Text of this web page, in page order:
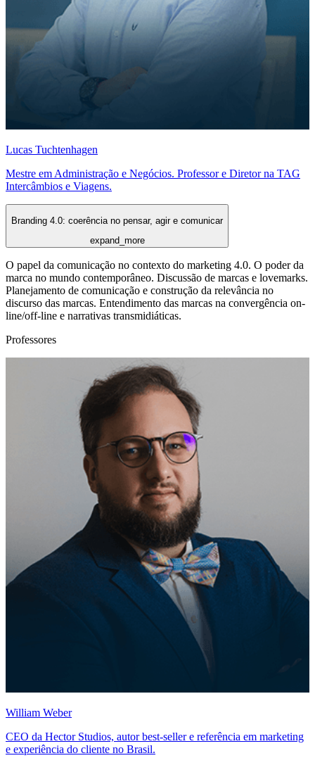
Lucas Tuchtenhagen
Mestre em Administração e Negócios. Professor e Diretor na TAG
Intercâmbios e Viagens.
Branding 4.0: coerência no pensar, agir e comunicar
expand_more
O papel da comunicação no contexto do marketing 4.0. O poder da
marca no mundo contemporâneo. Discussão de marcas e lovemarks.
Planejamento de comunicação e construção da relevância no
discurso das marcas. Entendimento das marcas na convergência on-
line/off-line e narrativas transmidiáticas.
Professores
William Weber
CEO da Hector Studios, autor best-seller e referência em marketing
e experiência do cliente no Brasil.